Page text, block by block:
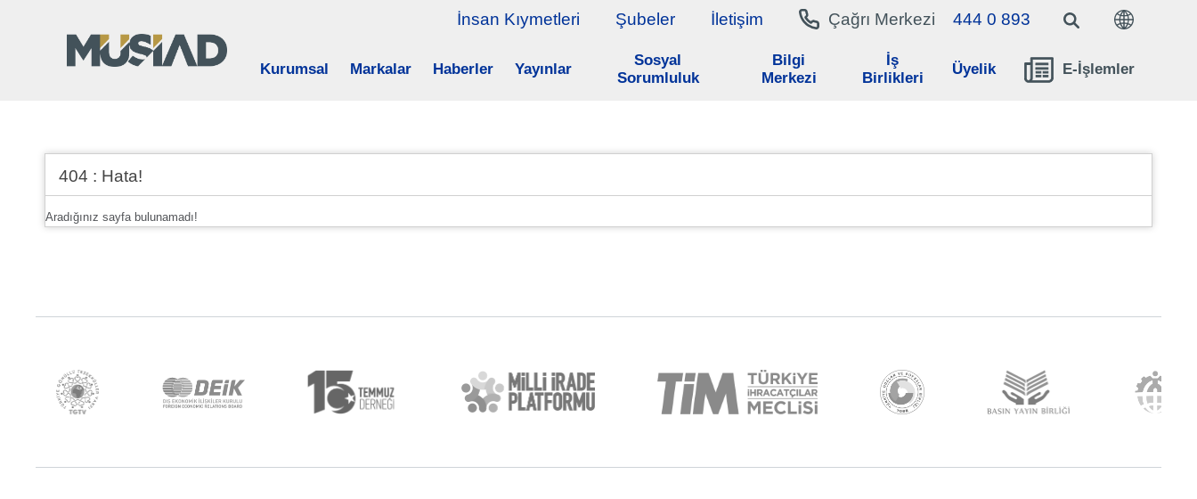
İnsan Kıymetleri Şubeler İletişim Çağrı Merkezi 444 0 893
Kurumsal Markalar Haberler Yayınlar
Sosyal
Sorumluluk
Bilgi
Merkezi
İş
Birlikleri
Üyelik E-İşlemler
404 : Hata!
Aradığınız sayfa bulunamadı!